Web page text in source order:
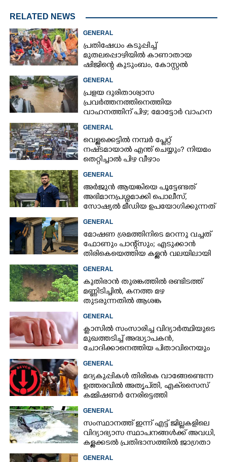
RELATED NEWS
GENERAL
പ്രതിഷേധം കടുപ്പിച്ച്
മുതലപ്പൊഴിയിൽ കാണാതായ
ഷിജിന്റെ കുടുംബം, കോസ്റ്റൽ
പൊലീസ് സ്റ്റേഷനുമുന്നിൽ
കുത്തിയിരിക്കുന്നു
GENERAL
പ്രളയ ദുരിതാശ്വാസ
പ്രവർത്തനത്തിനെത്തിയ
വാഹനത്തിന് പിഴ; മോട്ടോർ വാഹന
വകുപ്പ് ഉദ്യോഗസ്ഥന് സസ്പെൻഷൻ
GENERAL
വെള്ളക്കെട്ടിൽ നമ്പർ പ്ലേറ്റ്
നഷ്‌ടമായാൽ എന്ത് ചെയ്യും? നിയമം
തെറ്റിച്ചാൽ പിഴ വീഴാം
GENERAL
അർജുൻ ആയങ്കിയെ പൂട്ടേണ്ടത്
അഭിമാനപ്രശ്നമാക്കി പൊലീസ്,
സാേഷ്യൽ മീഡിയ ഉപയോഗിക്കുന്നത്
മറ്റൊരാളെന്ന് സംശയം
GENERAL
മോഷണ ശ്രമത്തിനിടെ മറന്നു വച്ചത്
ഫോണും പാന്റ്സും; എടുക്കാൻ
തിരികെയെത്തിയ കള്ളൻ വലയിലായി
GENERAL
കുതിരാൻ തുരങ്കത്തിൽ രണ്ടിടത്ത്
മണ്ണിടിച്ചിൽ, കനത്ത മഴ
തുടരുന്നതിൽ ആശങ്ക
GENERAL
ക്ളാസിൽ സംസാരിച്ച വിദ്യാർത്ഥിയുടെ
മുഖത്തടിച്ച് അദ്ധ്യാപകൻ,
ചോദിക്കാനെത്തിയ പിതാവിനെയും
ആക്രമിച്ചെന്ന് പരാതി
GENERAL
മദ്യകുപ്പികൾ തിരികെ വാങ്ങേണ്ടെന്ന
ഉത്തരവിൽ അതൃപ്‌തി, എക്‌സൈസ്
കമ്മിഷണർ നേരിട്ടെത്തി
വിശദീകരണം നൽകണമെന്ന് മന്ത്രി
GENERAL
സംസ്ഥാനത്ത് ഇന്ന് എട്ട് ജില്ലകളിലെ
വിദ്യാഭ്യാസ സ്ഥാപനങ്ങൾക്ക് അവധി,
കള്ളക്കടൽ പ്രതിഭാസത്തിൽ ജാഗ്രതാ
നിർദ്ദേശം
GENERAL